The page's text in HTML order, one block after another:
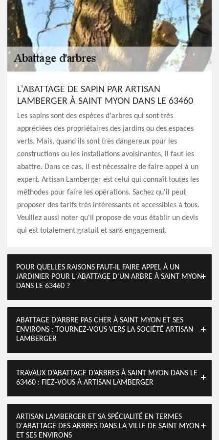
L'ABATTAGE DE SAPIN PAR ARTISAN
LAMBERGER À SAINT MYON DANS LE 63460
Les sapins sont des espèces d'arbres qui sont très
appréciées des propriétaires des jardins ou des espaces
verts. Mais, quand ils sont très dangereux pour les
constructions ou les installations avoisinantes, il faut les
abattre. Dans ce cas, il est nécessaire de faire appel à un
expert. Artisan Lamberger est celui qui connaît toutes les
méthodes pour faire les opérations. Sachez qu'il peut
proposer des tarifs très intéressants et accessibles à tous.
Veuillez aussi noter qu'il propose de vous établir un devis
qui est totalement gratuit et sans engagement.
POUR QUELLES RAISONS FAUT-IL FAIRE APPEL À UN
JARDINIER POUR L'ABATTAGE D'UN ARBRE À SAINT MYON
DANS LE 63460 ?
ABATTAGE D’ARBRE PAS CHER À SAINT MYON ET SES
ENVIRONS : TOURNEZ-VOUS VERS LA SOCIÉTÉ ARTISAN
LAMBERGER
TRAVAUX D’ABATTAGE D’ARBRES À SAINT MYON DANS LE
63460 : FIEZ-VOUS À ARTISAN LAMBERGER
ARTISAN LAMBERGER ET SA SPÉCIALITÉ EN TERMES
D'ABATTAGE DES ARBRES DANS LA VILLE DE SAINT MYON
ET SES ENVIRONS